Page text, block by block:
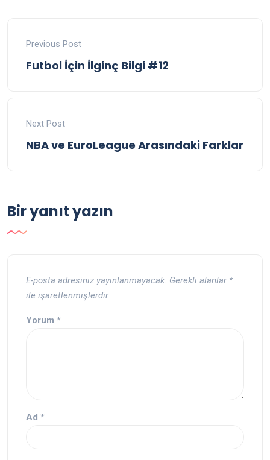
Previous Post
Futbol İçin İlginç Bilgi #12
Next Post
NBA ve EuroLeague Arasındaki Farklar
Bir yanıt yazın
E-posta adresiniz yayınlanmayacak. Gerekli alanlar *
ile işaretlenmişlerdir
Yorum *
Ad *